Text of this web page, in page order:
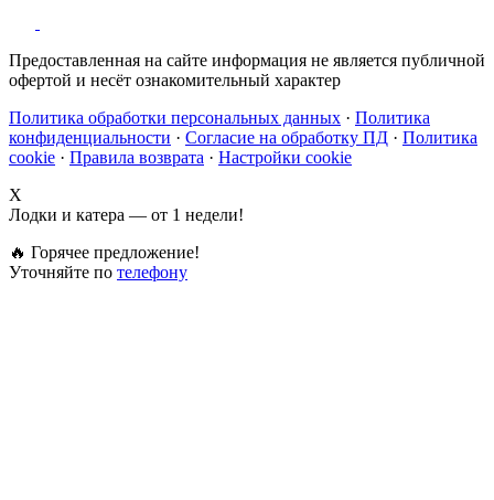
Предоставленная на сайте информация не является публичной
офертой и несёт ознакомительный характер
Политика обработки персональных данных · Политика
конфиденциальности · Согласие на обработку ПД · Политика
cookie · Правила возврата · Настройки cookie
X
Лодки и катера — от 1 недели!
🔥 Горячее предложение!
Уточняйте по телефону